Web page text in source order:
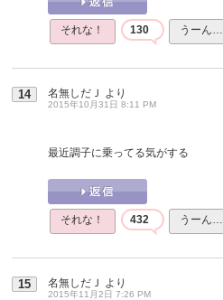
それな！ 130 うーん…
14 名無しだＪ より
2015年10月31日 8:11 PM
最近調子に乗ってる気がする
それな！ 432 うーん…
15 名無しだＪ より
2015年11月2日 7:26 PM